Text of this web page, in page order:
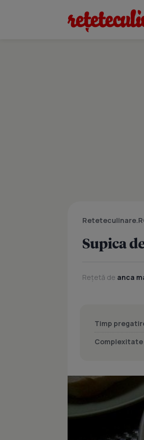
Supica
Rețetă de anca
Timp
Complexitate